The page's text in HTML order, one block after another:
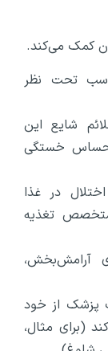
کمک می‌کند.
تحت نظر
شایع این
خستگی
در غذا
تغذیه
آرامش‌بخش،
پزشک از خود
(برای مثال،